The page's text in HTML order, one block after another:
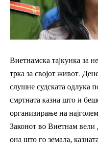
Виетнамска тајкунка за
трка за својот живот.
слушне судската одлука
смртната казна што и
организирање на
Законот во Виетнам вели
она што го земала,